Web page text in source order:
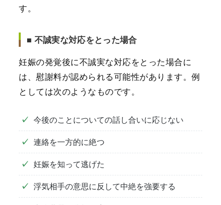
す。
■ 不誠実な対応をとった場合
妊娠の発覚後に不誠実な対応をとった場合に
は、慰謝料が認められる可能性があります。例
としては次のようなものです。
今後のことについての話し合いに応じない
連絡を一方的に絶つ
妊娠を知って逃げた
浮気相手の意思に反して中絶を強要する